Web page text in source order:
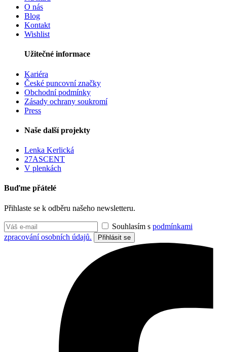
O nás
Blog
Kontakt
Wishlist
Užitečné informace
Kariéra
České puncovní značky
Obchodní podmínky
Zásady ochrany soukromí
Press
Naše další projekty
Lenka Kerlická
27ASCENT
V plenkách
Buďme přátelé
Přihlaste se k odběru našeho newsletteru.
Souhlasím s podmínkami
zpracování osobních údajů.